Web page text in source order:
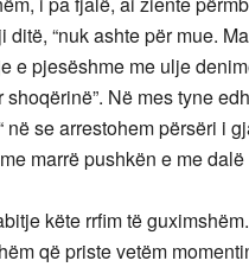
ditë, “nuk ashte për mue.
e pjesëshme me ulje
Në mes tyne
në se arrestohem përsëri
marrë pushkën e me
këte rrfim të
që priste vetëm